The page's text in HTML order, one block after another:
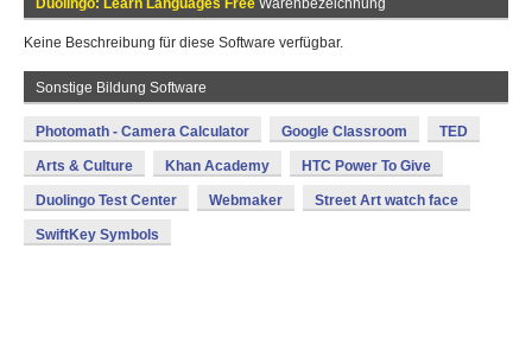
Duolingo: Learn Languages Free Warenbezeichnung
Keine Beschreibung für diese Software verfügbar.
Sonstige Bildung Software
Photomath - Camera Calculator Google Classroom TED
Arts & Culture Khan Academy HTC Power To Give
Duolingo Test Center Webmaker Street Art watch face
SwiftKey Symbols